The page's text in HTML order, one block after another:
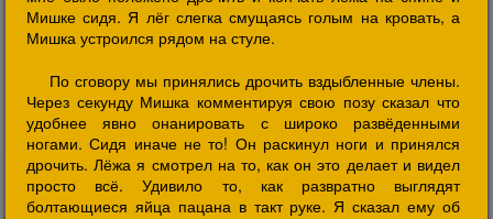
Мишке сидя. Я лёг слегка смущаясь голым на кровать, а
Мишка устроился рядом на стуле.
По сговору мы принялись дрочить вздыбленные члены.
Через секунду Мишка комментируя свою позу сказал что
удобнее явно онанировать с широко развёденными
ногами. Сидя иначе не то! Он раскинул ноги и принялся
дрочить. Лёжа я смотрел на то, как он это делает и видел
просто всё. Удивило то, как развратно выглядят
болтающиеся яйца пацана в такт руке. Я сказал ему об